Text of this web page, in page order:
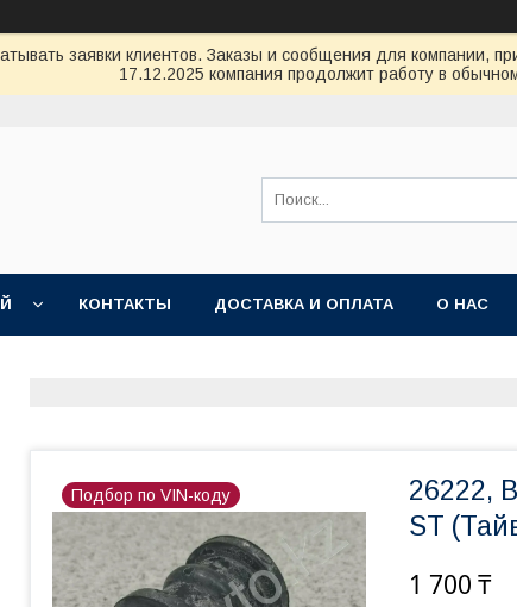
заявки клиентов. Заказы и сообщения для компании,
17.12.2025 компания продолжит работу в
КОНТАКТЫ ДОСТАВКА И ОПЛАТА О НАС
Подбор по VIN-коду
26222,
ST
1 700 ₸